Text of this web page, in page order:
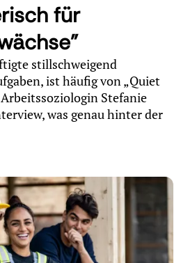
für
stillschweigend
ist häufig von „Quiet
Stefanie
was genau hinter der